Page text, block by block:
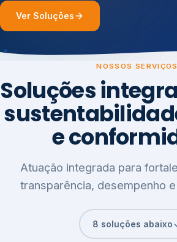
Ver Soluções
NOSSOS SERVIÇOS
Soluções
e
Atuação integrada para
transparência, desempenho
8 soluções abaixo